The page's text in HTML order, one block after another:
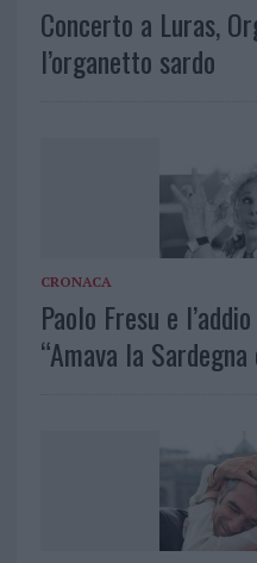
Concerto a Luras,
l’organetto sardo
CRONACA
Paolo Fresu e
“Amava la